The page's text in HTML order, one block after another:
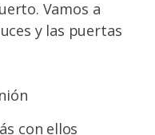
Vamos a
y las puertas
con ellos